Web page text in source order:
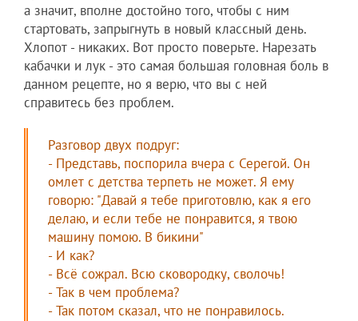
а значит, вполне достойно того, чтобы с ним
стартовать, запрыгнуть в новый классный день.
Хлопот - никаких. Вот просто поверьте. Нарезать
кабачки и лук - это самая большая головная боль в
данном рецепте, но я верю, что вы с ней
справитесь без проблем.
Разговор двух подруг:
- Представь, поспорила вчера с Серегой. Он
омлет с детства терпеть не может. Я ему
говорю: "Давай я тебе приготовлю, как я его
делаю, и если тебе не понравится, я твою
машину помою. В бикини"
- И как?
- Всё сожрал. Всю сковородку, сволочь!
- Так в чем проблема?
- Так потом сказал, что не понравилось.